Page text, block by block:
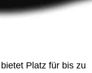
Platz für bis zu